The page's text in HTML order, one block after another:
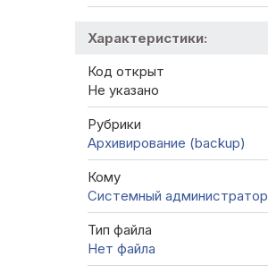
Характеристики:
Код открыт
Не указано
Рубрики
Архивирование (backup)
Кому
Системный администратор
Тип файла
Нет файла